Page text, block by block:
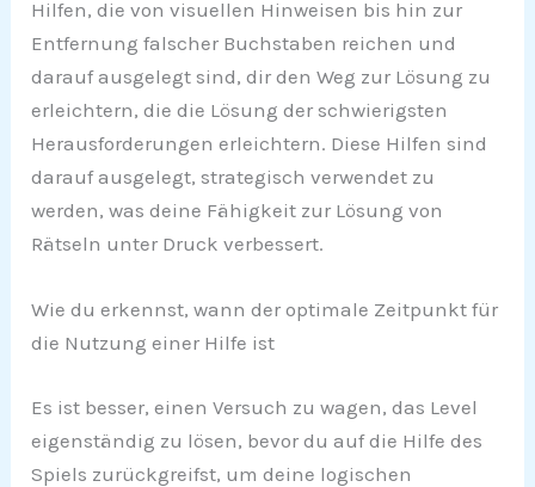
Hilfen, die von visuellen Hinweisen bis hin zur
Entfernung falscher Buchstaben reichen und
darauf ausgelegt sind, dir den Weg zur Lösung zu
erleichtern, die die Lösung der schwierigsten
Herausforderungen erleichtern. Diese Hilfen sind
darauf ausgelegt, strategisch verwendet zu
werden, was deine Fähigkeit zur Lösung von
Rätseln unter Druck verbessert.
Wie du erkennst, wann der optimale Zeitpunkt für
die Nutzung einer Hilfe ist
Es ist besser, einen Versuch zu wagen, das Level
eigenständig zu lösen, bevor du auf die Hilfe des
Spiels zurückgreifst, um deine logischen